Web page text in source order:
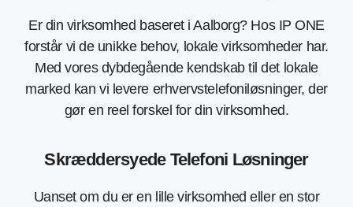
Er din virksomhed baseret i Aalborg? Hos IP ONE
forstår vi de unikke behov, lokale virksomheder har.
Med vores dybdegående kendskab til det lokale
marked kan vi levere erhvervstelefoniløsninger, der
gør en reel forskel for din virksomhed.
Skræddersyede Telefoni Løsninger
Uanset om du er en lille virksomhed eller en stor